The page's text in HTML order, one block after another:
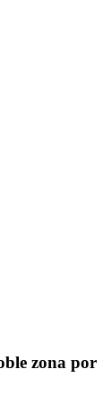
zona por